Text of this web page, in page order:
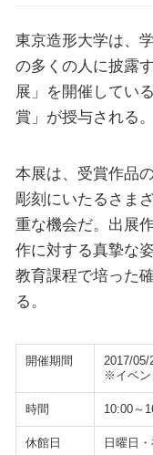
東京造形大学は、
の多くの人に披露
展」を開催してい
賞」が授与される。
本展は、受賞作品
彫刻にいたるさま
重な機会だ。出展
作に対する真摯な
教育課程で培った
る。
開催期間
2017/05/
※イベン
時間 10:00～
休館日 日曜日